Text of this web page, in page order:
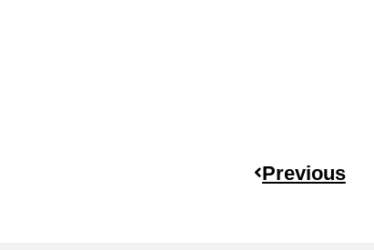
Previous